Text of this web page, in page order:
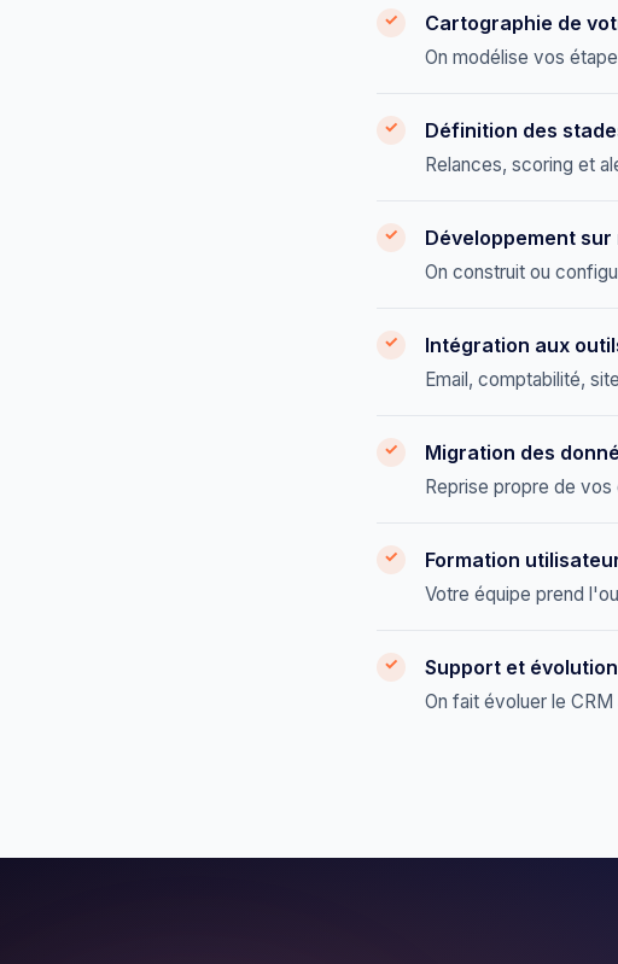
Cartographie de
On modélise vos
Définition des
Relances, scoring et
Développement
On construit ou
Intégration aux
Email, comptabilité,
Migration des
Reprise propre de
Formation
Votre équipe prend
Support et
On fait évoluer le